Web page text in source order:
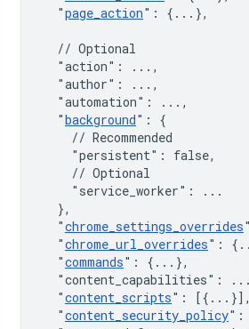
"page_action" : { ... },
// Optional
"action" : ... ,
"author" : ... ,
"automation" : ... ,
"background" :
{
// Recommended
"persistent" : false,
// Optional
"service_worker" :
...
},
"chrome_settings_overrides"
"chrome_url_overrides" : {
"commands" : { ... },
"content_capabilities" : ...
"content_scripts" : [{ ... }] ,
"content_security_policy" :